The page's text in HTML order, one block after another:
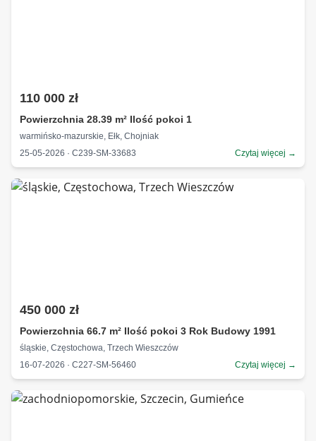
110 000 zł
Powierzchnia 28.39 m² Ilość pokoi 1
warmińsko-mazurskie, Ełk, Chojniak
25-05-2026 · C239-SM-33683
Czytaj więcej →
450 000 zł
Powierzchnia 66.7 m² Ilość pokoi 3 Rok Budowy 1991
śląskie, Częstochowa, Trzech Wieszczów
16-07-2026 · C227-SM-56460
Czytaj więcej →